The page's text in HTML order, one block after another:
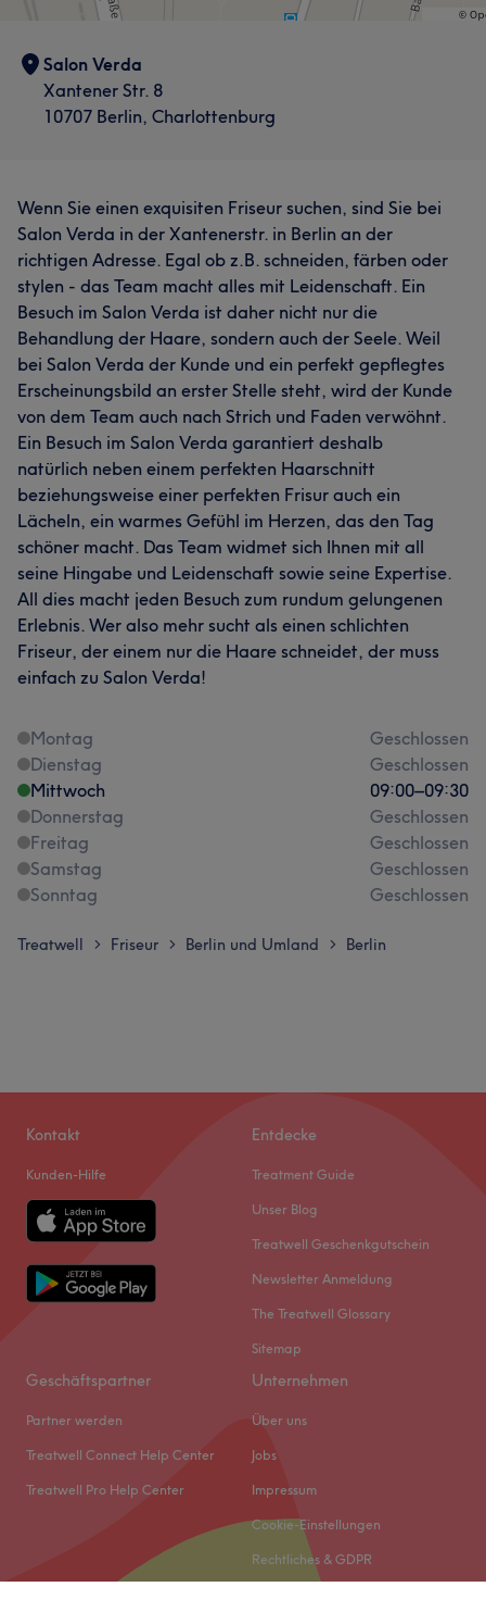
Salon Verda
Xantener Str. 8
10707 Berlin, Charlottenburg
Wenn Sie einen exquisiten Friseur suchen, sind Sie bei
Salon Verda in der Xantenerstr. in Berlin an der
richtigen Adresse. Egal ob z.B. schneiden, färben oder
stylen - das Team macht alles mit Leidenschaft. Ein
Besuch im Salon Verda ist daher nicht nur die
Behandlung der Haare, sondern auch der Seele. Weil
bei Salon Verda der Kunde und ein perfekt gepflegtes
Erscheinungsbild an erster Stelle steht, wird der Kunde
von dem Team auch nach Strich und Faden verwöhnt.
Ein Besuch im Salon Verda garantiert deshalb
natürlich neben einem perfekten Haarschnitt
beziehungsweise einer perfekten Frisur auch ein
Lächeln, ein warmes Gefühl im Herzen, das den Tag
schöner macht. Das Team widmet sich Ihnen mit all
seine Hingabe und Leidenschaft sowie seine Expertise.
All dies macht jeden Besuch zum rundum gelungenen
Erlebnis. Wer also mehr sucht als einen schlichten
Friseur, der einem nur die Haare schneidet, der muss
einfach zu Salon Verda!
Montag
Geschlossen
Dienstag
Geschlossen
Mittwoch
09:00–09:30
Donnerstag
Geschlossen
Freitag
Geschlossen
Samstag
Geschlossen
Sonntag
Geschlossen
Treatwell > Friseur > Berlin und Umland > Berlin
Kontakt
Kunden-Hilfe
Entdecke
Treatment Guide
Unser Blog
Treatwell Geschenkgutschein
Newsletter Anmeldung
The Treatwell Glossary
Sitemap
Geschäftspartner
Partner werden
Treatwell Connect Help Center
Treatwell Pro Help Center
Unternehmen
Über uns
Jobs
Impressum
Cookie-Einstellungen
Rechtliches & GDPR